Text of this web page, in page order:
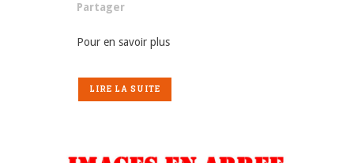
Partager
Pour en savoir plus
LIRE LA SUITE